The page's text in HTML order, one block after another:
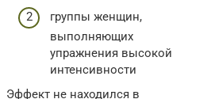
группы женщин,
выполняющих
упражнения высокой
интенсивности
Эффект не находился в